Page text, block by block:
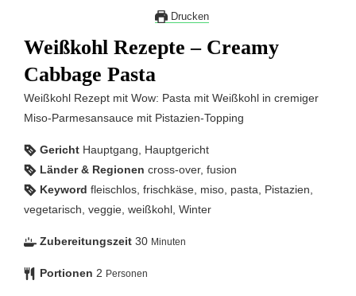
Drucken
Weißkohl Rezepte – Creamy
Cabbage Pasta
Weißkohl Rezept mit Wow: Pasta mit Weißkohl in cremiger
Miso-Parmesansauce mit Pistazien-Topping
Gericht Hauptgang, Hauptgericht
Länder & Regionen cross-over, fusion
Keyword fleischlos, frischkäse, miso, pasta, Pistazien,
vegetarisch, veggie, weißkohl, Winter
Zubereitungszeit 30 Minuten
Portionen 2 Personen